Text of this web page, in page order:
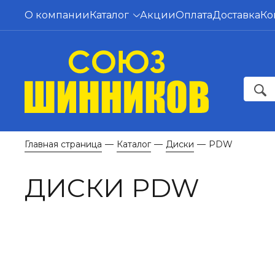
О компанииКаталог АкцииОплатаДоставка
Главная страница — Каталог — Диски — PDW
ДИСКИ PDW